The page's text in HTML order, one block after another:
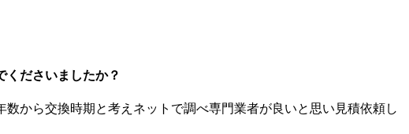
くださいましたか？
から交換時期と考えネットで調べ専門業者が良いと思い見積依頼し